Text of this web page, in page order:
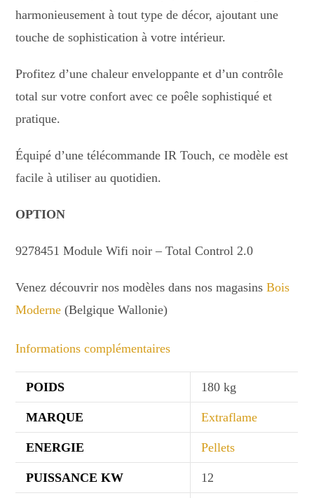
harmonieusement à tout type de décor, ajoutant une
touche de sophistication à votre intérieur.
Profitez d’une chaleur enveloppante et d’un contrôle
total sur votre confort avec ce poêle sophistiqué et
pratique.
Équipé d’une télécommande IR Touch, ce modèle est
facile à utiliser au quotidien.
OPTION
9278451 Module Wifi noir – Total Control 2.0
Venez découvrir nos modèles dans nos magasinsBois
Moderne (Belgique Wallonie)
Informations complémentaires
POIDS 180 kg
MARQUE Extraflame
ENERGIE Pellets
PUISSANCE KW 12